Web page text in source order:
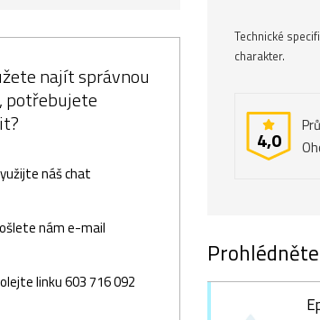
najít správnou
potřebujete
náš chat
nám e-mail
linku 603 716 092
Technické
charakter.
4,0